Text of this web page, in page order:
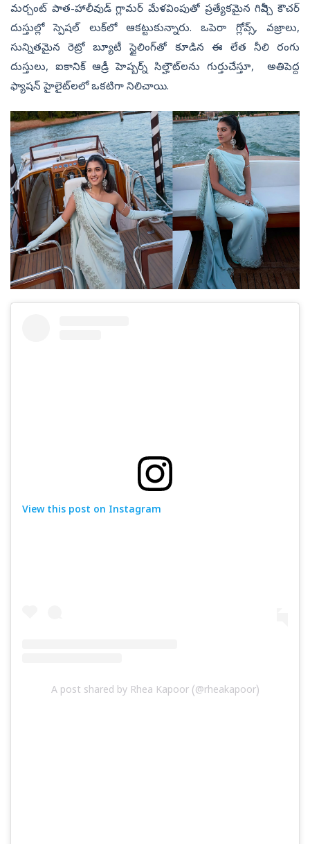
మర్చంట్ పాత-హాలీవుడ్ గ్లామర్ మేళవింపుతో ప్రత్యేకమైన గివెన్చీ కౌచర్
దుస్తుల్లో స్పెషల్‌ లుక్‌లో ఆకట్టుకున్నారు. ఒపెరా గ్లోవ్స్, వజ్రాలు,
సున్నితమైన రెట్రో బ్యూటీ స్టైలింగ్‌తో కూడిన ఈ లేత నీలి రంగు
దుస్తులు, ఐకానిక్ ఆడ్రీ హెప్బర్న్ సిల్హౌట్‌లను గుర్తుచేస్తూ, అతిపెద్ద
ఫ్యాషన్ హైలైట్‌లలో ఒకటిగా నిలిచాయి.
View this post on Instagram
A post shared by Rhea Kapoor (@rheakapoor)